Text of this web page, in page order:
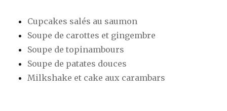
Cupcakes salés au saumon
Soupe de carottes et gingembre
Soupe de topinambours
Soupe de patates douces
Milkshake et cake aux carambars